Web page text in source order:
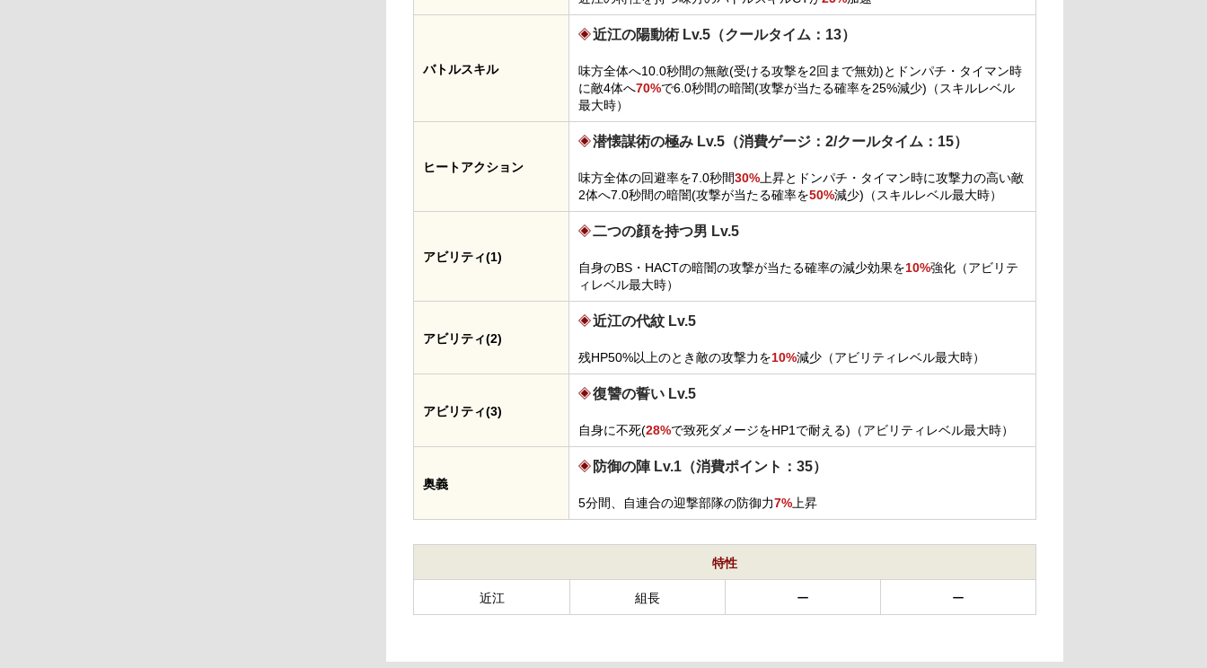
バトルスキル
近江の陽動術 Lv.5（クールタイム：13）
味方全体へ10.0秒間の無敵(受ける攻撃を2回まで無効)とドンパチ・タイマン時
に敵4体へ70%で6.0秒間の暗闇(攻撃が当たる確率を25%減少)（スキルレベル
最大時）
ヒートアクション
潜懐謀術の極み Lv.5（消費ゲージ：2/クールタイム：15）
味方全体の回避率を7.0秒間30% 上昇とドンパチ・タイマン時に攻撃力の高い敵
2体へ7.0秒間の暗闇(攻撃が当たる確率を50%減少)（スキルレベル最大時）
アビリティ(1)
二つの顔を持つ男 Lv.5
自身のBS・HACTの暗闇の攻撃が当たる確率の減少効果を10%強化（アビリテ
ィレベル最大時）
アビリティ(2)
近江の代紋 Lv.5
残HP50%以上のとき敵の攻撃力を10%減少（アビリティレベル最大時）
アビリティ(3)
復讐の誓い Lv.5
自身に不死(28%で致死ダメージをHP1で耐える)（アビリティレベル最大時）
奥義
防御の陣 Lv.1（消費ポイント：35）
5分間、自連合の迎撃部隊の防御力7% 上昇
特性
近江 組長 ー ー